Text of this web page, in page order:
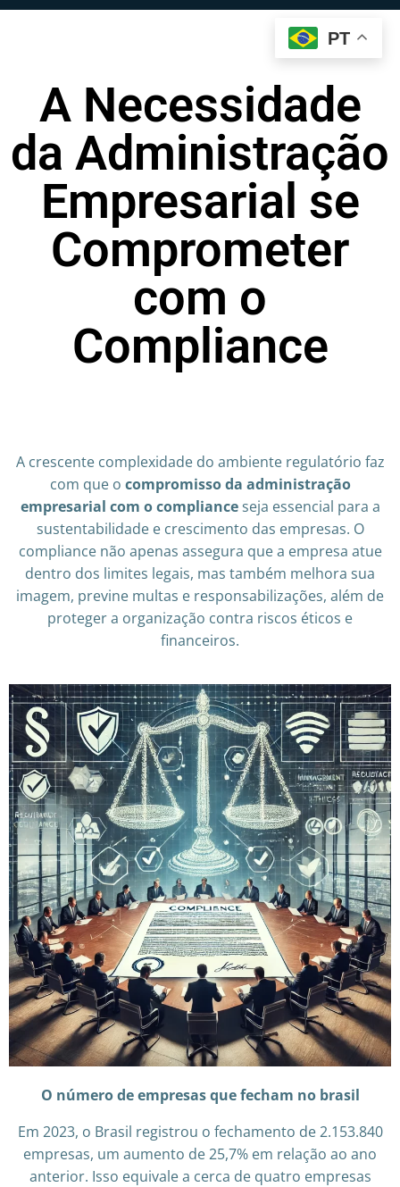
A Necessidade
da Administração
Empresarial se
Comprometer
com o
Compliance
A crescente complexidade do ambiente regulatório faz
com que o compromisso da administração
empresarial com o complianceseja essencial para a
sustentabilidade e crescimento das empresas. O
compliance não apenas assegura que a empresa atue
dentro dos limites legais, mas também melhora sua
imagem, previne multas e responsabilizações, além de
proteger a organização contra riscos éticos e
financeiros.
O número de empresas que fecham no brasil
Em 2023, o Brasil registrou o fechamento de 2.153.840
empresas, um aumento de 25,7% em relação ao ano
anterior. Isso equivale a cerca de quatro empresas
PT